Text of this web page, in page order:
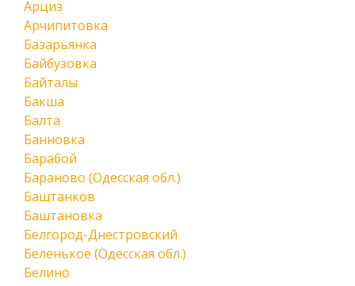
Арциз
Арчипитовка
Базарьянка
Байбузовка
Байталы
Бакша
Балта
Банновка
Барабой
Бараново (Одесская обл.)
Баштанков
Баштановка
Белгород-Днестровский
Беленькое (Одесская обл.)
Белино